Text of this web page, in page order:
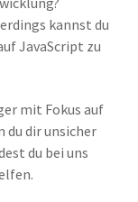
kannst du
JavaScript zu
mit Fokus auf
du dir unsicher
du bei uns